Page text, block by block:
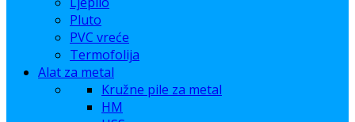
Pluto
PVC vreće
Termofolija
Alat za metal
Kružne pile za metal
HM